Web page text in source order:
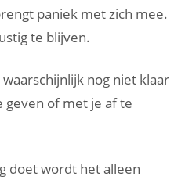
paniek met zich mee.
te blijven.
nog niet klaar
geven of met je af te
doet wordt het alleen